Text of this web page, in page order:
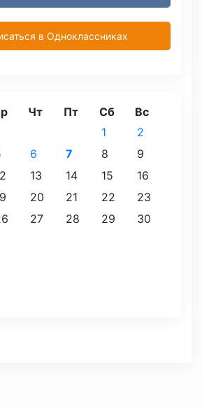
в Одноклассниках
Чт Пт Сб Вс
1
2
6 7 8
9
13 14 15
16
20 21 22
23
27 28 29
30